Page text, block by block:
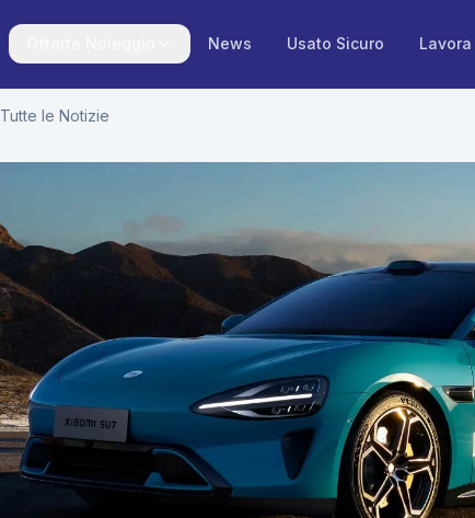
News Usato Sicuro
Richiedi Preventivo
Tutte le Notizie